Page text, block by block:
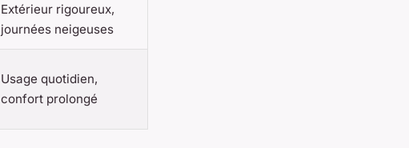
Extérieur rigoureux,
journées neigeuses
Usage quotidien,
confort prolongé